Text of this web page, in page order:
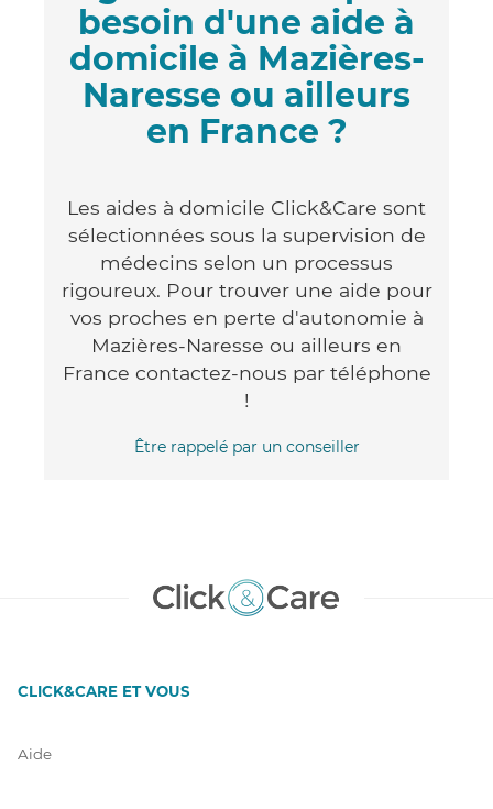
besoin d'une aide à
domicile à Mazières-
Naresse ou ailleurs
en France ?
Les aides à domicile Click&Care sont
sélectionnées sous la supervision de
médecins selon un processus
rigoureux. Pour trouver une aide pour
vos proches en perte d'autonomie à
Mazières-Naresse ou ailleurs en
France contactez-nous par téléphone
!
Être rappelé par un conseiller
CLICK&CARE ET VOUS
Aide